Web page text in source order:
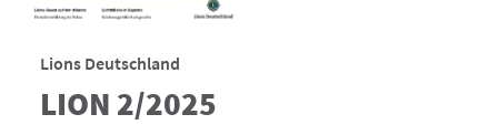
Lions Deutschland
LION 2/2025